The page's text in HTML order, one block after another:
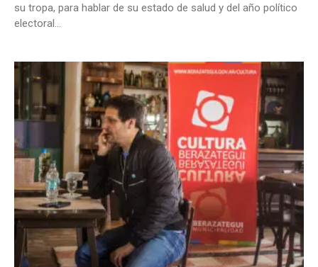
su tropa, para hablar de su estado de salud y del año político
electoral...